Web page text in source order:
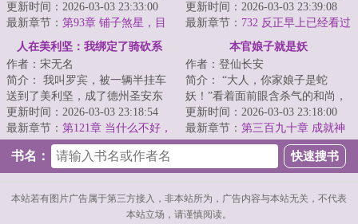
分辨，咱也趁乱成个仙！
<...
更新时间：2026-03-03 23:33:00
最新章节： 第93章 铺子煞星，目
标通宝月中拍卖会
有存款没有恋人，浑身散发着满
满的社畜...
更新时间：2026-03-03 23:39:08
最新章节： 732 反正早上已经看过
了，再洗洗也无所谓了
人在美利坚：我绑定了骑砍系
作者：宋无名
简介： 我叫罗宾，被一辆半挂车
送到了美利坚，成了德州圣安东
尼奥警局下的一名实习警员，还
被绑定...
更新时间：2026-03-03 23:18:54
最新章节： 第121章 当什么不好，
他妈当舔狗？
本官娘子就是妖
作者：登仙长安
简介： “大人，你家娘子是蛇
妖！”看着面前眼含杀气的和尚，
许仙面不改色地下达两个命令，
妖僧诽...
更新时间：2026-03-03 23:18:00
最新章节： 第三百九十章 成就神
仙，普贤破防
书名：
本站若有图片广告属于第三方接入，非本站所为，广告内容与本站无关，不代表
本站立场，请谨慎阅读。